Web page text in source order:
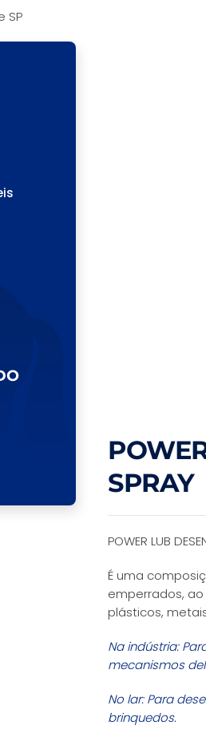
SP
SPRAY
POWER LUB
É uma
emperrados,
plásticos,
Na indústria:
mecanismos
No lar: Para
brinquedos.